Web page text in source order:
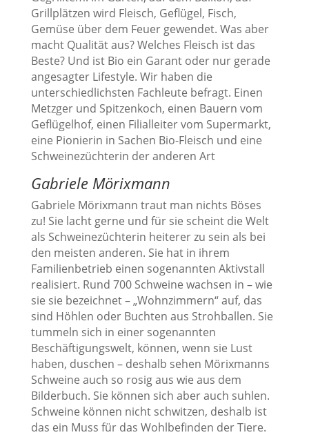
Grillplätzen wird Fleisch, Geflügel, Fisch,
Gemüse über dem Feuer gewendet. Was aber
macht Qualität aus? Welches Fleisch ist das
Beste? Und ist Bio ein Garant oder nur gerade
angesagter Lifestyle. Wir haben die
unterschiedlichsten Fachleute befragt. Einen
Metzger und Spitzenkoch, einen Bauern vom
Geflügelhof, einen Filialleiter vom Supermarkt,
eine Pionierin in Sachen Bio-Fleisch und eine
Schweinezüchterin der anderen Art
Gabriele Mörixmann
Gabriele Mörixmann traut man nichts Böses
zu! Sie lacht gerne und für sie scheint die Welt
als Schweinezüchterin heiterer zu sein als bei
den meisten anderen. Sie hat in ihrem
Familienbetrieb einen sogenannten Aktivstall
realisiert. Rund 700 Schweine wachsen in – wie
sie sie bezeichnet – „Wohnzimmern“ auf, das
sind Höhlen oder Buchten aus Strohballen. Sie
tummeln sich in einer sogenannten
Beschäftigungswelt, können, wenn sie Lust
haben, duschen – deshalb sehen Mörixmanns
Schweine auch so rosig aus wie aus dem
Bilderbuch. Sie können sich aber auch suhlen.
Schweine können nicht schwitzen, deshalb ist
das ein Muss für das Wohlbefinden der Tiere.